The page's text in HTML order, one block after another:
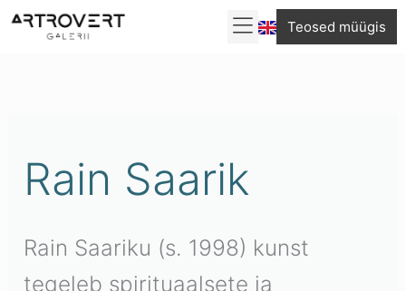
Skip
Teosed müügis
Rain Saarik
Rain Saariku (s. 1998) kunst
tegeleb spirituaalsete ja